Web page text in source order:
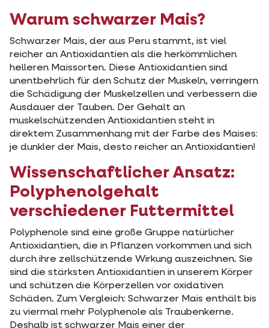
Warum schwarzer Mais?
Schwarzer Mais, der aus Peru stammt, ist viel
reicher an Antioxidantien als die herkömmlichen
helleren Maissorten. Diese Antioxidantien sind
unentbehrlich für den Schutz der Muskeln, verringern
die Schädigung der Muskelzellen und verbessern die
Ausdauer der Tauben. Der Gehalt an
muskelschützenden Antioxidantien steht in
direktem Zusammenhang mit der Farbe des Maises:
je dunkler der Mais, desto reicher an Antioxidantien!
Wissenschaftlicher Ansatz:
Polyphenolgehalt
verschiedener Futtermittel
Polyphenole sind eine große Gruppe natürlicher
Antioxidantien, die in Pflanzen vorkommen und sich
durch ihre zellschützende Wirkung auszeichnen. Sie
sind die stärksten Antioxidantien in unserem Körper
und schützen die Körperzellen vor oxidativen
Schäden. Zum Vergleich: Schwarzer Mais enthält bis
zu viermal mehr Polyphenole als Traubenkerne.
Deshalb ist schwarzer Mais einer der